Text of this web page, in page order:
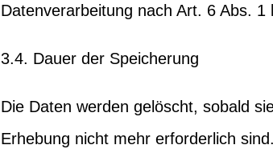
Datenverarbeitung nach Art. 6 Abs. 1
3.4. Dauer der Speicherung
Die Daten werden gelöscht, sobald
Erhebung nicht mehr erforderlich